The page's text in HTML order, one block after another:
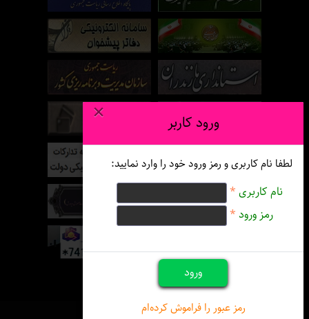
ورود کاربر ×
لطفا نام کاربری و رمز ورود خود را وارد نمایید:
نام کاربری*
رمز ورود *
ورود
رمز عبور را فراموش کرده‌ام